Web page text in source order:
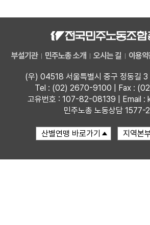
부설기관 민주노총 소개 오시는 길 이용약
(우) 04518 서울특별시 중구 정동길 3
Tel : (02) 2670-9100 | Fax :
고유번호 : 107-82-08139 | Email :
민주노총 노동상담 1577-